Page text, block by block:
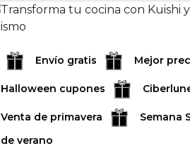
mayo 04, 2026
Envío gratis Mejor
Halloween cupones
Venta de primavera Semana
de verano